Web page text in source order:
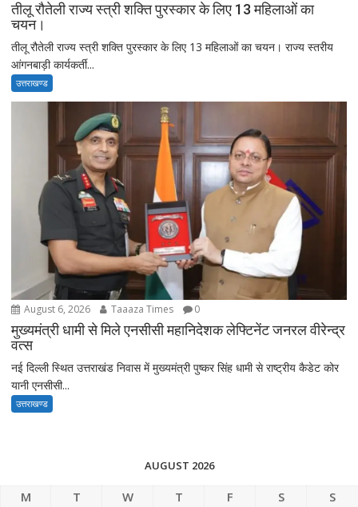
तीलू रौतेली राज्य स्त्री शक्ति पुरस्कार के लिए 13 महिलाओं का
चयन।
तीलू रौतेली राज्य स्त्री शक्ति पुरस्कार के लिए 13 महिलाओं का चयन। राज्य स्तरीय
आंगनबाड़ी कार्यकर्ती...
उत्तराखण्ड
August 6, 2026 Taaaza Times 0
मुख्यमंत्री धामी से मिले एनसीसी महानिदेशक लेफ्टिनेंट जनरल वीरेन्द्र
वत्स
नई दिल्ली स्थित उत्तराखंड निवास में मुख्यमंत्री पुष्कर सिंह धामी से राष्ट्रीय कैडेट कोर
यानी एनसीसी...
उत्तराखण्ड
AUGUST 2026
M T W T F S S